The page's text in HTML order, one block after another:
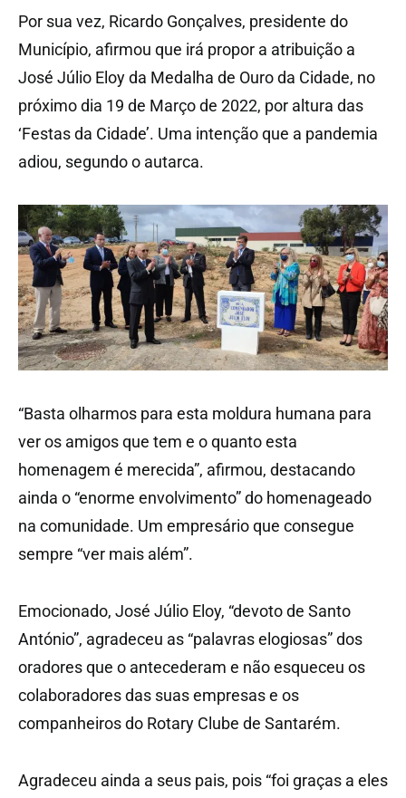
Por sua vez, Ricardo Gonçalves, presidente do
Município, afirmou que irá propor a atribuição a
José Júlio Eloy da Medalha de Ouro da Cidade, no
próximo dia 19 de Março de 2022, por altura das
‘Festas da Cidade’. Uma intenção que a pandemia
adiou, segundo o autarca.
“Basta olharmos para esta moldura humana para
ver os amigos que tem e o quanto esta
homenagem é merecida”, afirmou, destacando
ainda o “enorme envolvimento” do homenageado
na comunidade. Um empresário que consegue
sempre “ver mais além”.
Emocionado, José Júlio Eloy, “devoto de Santo
António”, agradeceu as “palavras elogiosas” dos
oradores que o antecederam e não esqueceu os
colaboradores das suas empresas e os
companheiros do Rotary Clube de Santarém.
Agradeceu ainda a seus pais, pois “foi graças a eles